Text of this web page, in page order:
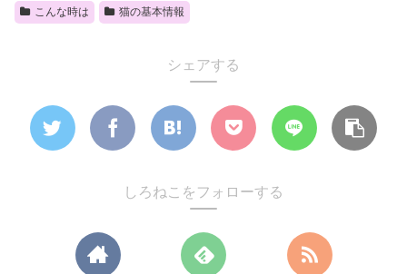
こんな時は 猫の基本情報
シェアする
しろねこをフォローする